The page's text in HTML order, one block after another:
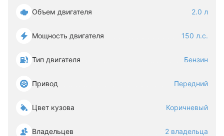
Объем двигателя 2.0 л
Мощность двигателя 150 л.с.
Тип двигателя Бензин
Привод Передний
Цвет кузова Коричневый
Владельцев 2 владельца